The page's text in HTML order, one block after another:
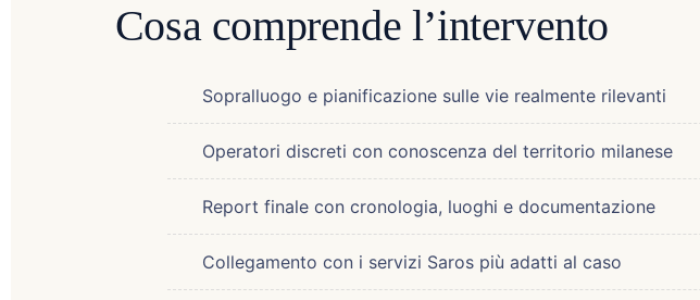
Cosa comprende l’intervento
Sopralluogo e pianificazione sulle vie realmente rilevanti
Operatori discreti con conoscenza del territorio milanese
Report finale con cronologia, luoghi e documentazione
Collegamento con i servizi Saros più adatti al caso